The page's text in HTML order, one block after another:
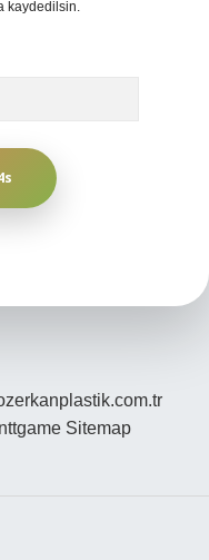
kaydedilsin.
nttgame Sitemap